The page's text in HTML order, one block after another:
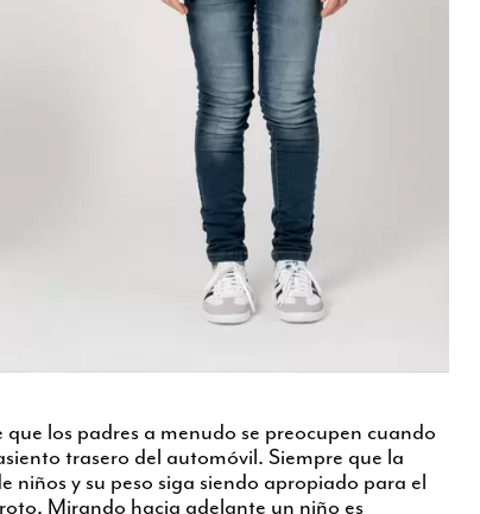
que los padres a menudo se preocupen cuando
trasero del automóvil. Siempre que la
niños y su peso siga siendo apropiado para el
Mirando hacia adelante un niño es